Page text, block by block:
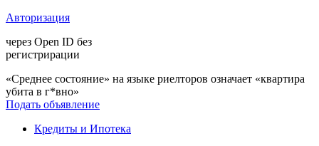
Авторизация
через Open ID без
регистрирации
«Среднее состояние» на языке риелторов означает «квартира
убита в г*вно»
Подать объявление
Кредиты и Ипотека